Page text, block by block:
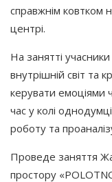
справжнім ковтком
центрі.
На занятті
внутрішній світ та
керувати емоціями
час у колі
роботу та
Проведе заняття
простору